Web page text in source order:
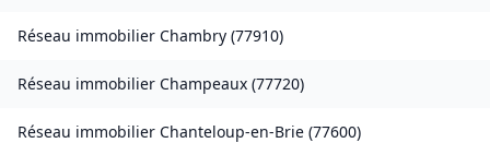
Réseau immobilier Chambry (77910)
Réseau immobilier Champeaux (77720)
Réseau immobilier Chanteloup-en-Brie (77600)